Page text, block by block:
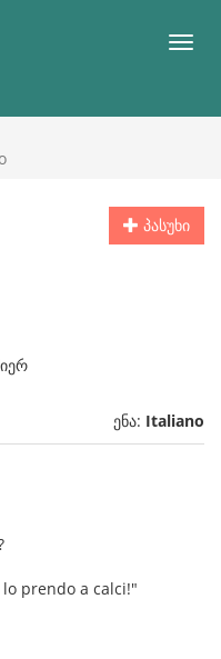
მენიუ
პასუხი
ენა: Italiano
prendo a calci!"